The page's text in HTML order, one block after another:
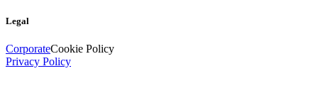
Legal
CorporateCookie Policy
Privacy Policy